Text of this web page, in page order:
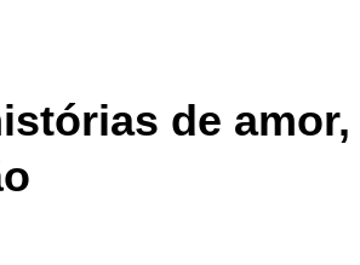
de amor,